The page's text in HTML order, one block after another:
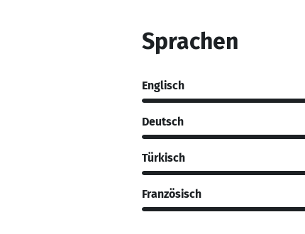
Sprachen
Englisch
Deutsch
Türkisch
Französisch